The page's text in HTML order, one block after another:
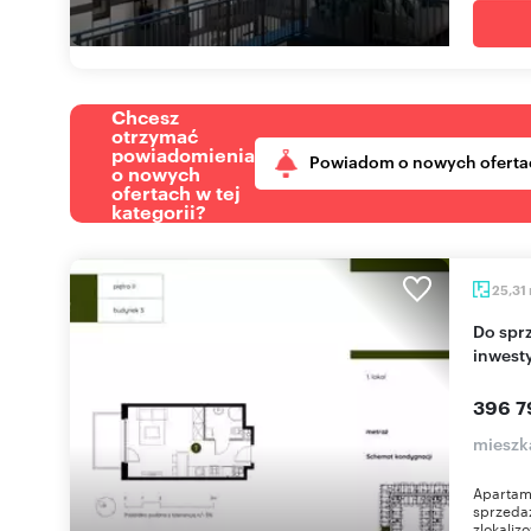
Chcesz
otrzymać
powiadomienia
o nowych
ofertach w tej
kategorii?
Powiadom o nowych
25,31
Do sprzedania nowoczesny apartament
396